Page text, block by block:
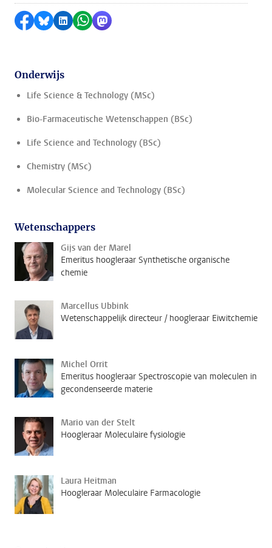
Delen op Facebook
Delen via Bluesky
Delen op LinkedIn
Delen via WhatsApp
Delen via Mastodon
Onderwijs
Life Science & Technology (MSc)
Bio-Farmaceutische Wetenschappen (BSc)
Life Science and Technology (BSc)
Chemistry (MSc)
Molecular Science and Technology (BSc)
Wetenschappers
Gijs van der Marel
Emeritus hoogleraar Synthetische organische
chemie
Marcellus Ubbink
Wetenschappelijk directeur / hoogleraar Eiwitchemie
Michel Orrit
Emeritus hoogleraar Spectroscopie van moleculen in
gecondenseerde materie
Mario van der Stelt
Hoogleraar Moleculaire fysiologie
Laura Heitman
Hoogleraar Moleculaire Farmacologie